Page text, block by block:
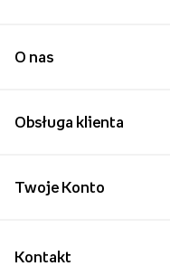
O nas
Obsługa klienta
Kontakt
Twoje Konto